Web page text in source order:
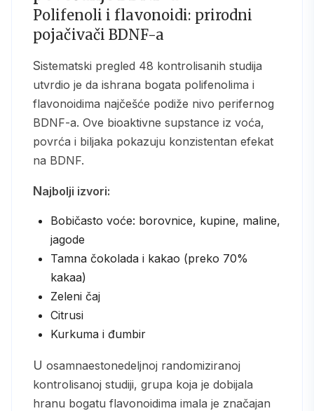
Polifenoli i flavonoidi: prirodni
pojačivači BDNF-a
Sistematski pregled 48 kontrolisanih studija
utvrdio je da ishrana bogata polifenolima i
flavonoidima najčešće podiže nivo perifernog
BDNF-a. Ove bioaktivne supstance iz voća,
povrća i biljaka pokazuju konzistentan efekat
na BDNF.
Najbolji izvori:
Bobičasto voće: borovnice, kupine, maline,
jagode
Tamna čokolada i kakao (preko 70%
kakaa)
Zeleni čaj
Citrusi
Kurkuma i đumbir
U osamnaestonedeljnoj randomiziranoj
kontrolisanoj studiji, grupa koja je dobijala
hranu bogatu flavonoidima imala je značajan